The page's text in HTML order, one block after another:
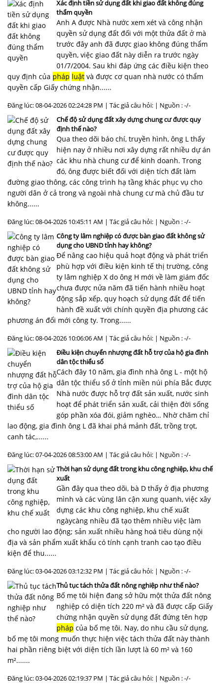
Xác định tiền sử dụng đất khi giao đất không đúng
thẩm quyền
Anh A được Nhà nước xem xét và công nhận
quyền sử dụng đất đối với một thửa đất ở mà
trước đây anh đã được giao không đúng thẩm
quyền, việc giao đất này diễn ra trước ngày
01/7/2004. Sau khi đáp ứng các điều kiện theo
quy định của pháp luật và được cơ quan nhà nước có thẩm
quyền cấp Giấy chứng nhận......
Đăng lúc: 08-04-2026 02:24:28 PM | Tác giả câu hỏi: | Nguồn : -/-
Chế độ sử dụng đất xây dựng chung cư được quy
định thế nào?
Qua theo dõi báo chí, truyền hình, ông L thấy
hiện nay ở nhiều nơi xây dựng rất nhiều dự án
các khu nhà chung cư để kinh doanh. Trong
đó, ông được biết đối với diện tích đất làm
đường giao thông, các công trình hạ tầng khác phục vụ cho
người dân ở cả trong và ngoài nhà chung cư mà chủ đầu tư
không......
Đăng lúc: 08-04-2026 10:45:11 AM | Tác giả câu hỏi: | Nguồn : -/-
Công ty lâm nghiệp có được bàn giao đất không sử
dụng cho UBND tỉnh hay không?
Để nâng cao hiệu quả hoạt động và phát triển
phù hợp với điều kiện kinh tế thị trường, công
ty lâm nghiệp X do ông H mới về làm giám đốc
chưa được nửa năm đã tiến hành nhiều hoạt
động sắp xếp, quy hoạch sử dụng đất để tiến
hành đề xuất với chính quyền địa phương các
phương án đổi mới công ty. Trong......
Đăng lúc: 08-04-2026 10:06:06 AM | Tác giả câu hỏi: | Nguồn : -/-
Điều kiện chuyển nhượng đất hỗ trợ của hộ gia đình
dân tộc thiểu số
Cách đây 10 năm, gia đình nhà ông L - một hộ
dân tộc thiểu số ở tỉnh miền núi phía Bắc được
Nhà nước được hỗ trợ đất sản xuất, nước sinh
hoạt để phát triển sản xuất, cải thiện đời sống
góp phần xóa đói, giảm nghèo… Nhờ chăm chỉ
lao động, gia đình ông L đã khai phá mảnh đất, trồng trọt,
canh tác,......
Đăng lúc: 07-04-2026 08:53:00 AM | Tác giả câu hỏi: | Nguồn : -/-
Thời hạn sử dụng đất trong khu công nghiệp, khu chế
xuất
Gần đây qua theo dõi, bà D thấy ở địa phương
mình và các vùng lân cận xung quanh, việc xây
dựng các khu công nghiệp, khu chế xuất
ngàycàng nhiều đã tạo thêm nhiều việc làm
cho người lao động; sản xuất nhiều hàng hoá tiêu dùng nội
địa và sản phẩm xuất khẩu có tính cạnh tranh cao tạo điều
kiện để thu......
Đăng lúc: 03-04-2026 03:12:32 PM | Tác giả câu hỏi: | Nguồn : -/-
Thủ tục tách thửa đất nông nghiệp như thế nào?
Bố mẹ tôi hiện đang sở hữu một thửa đất nông
nghiệp có diện tích 220 m² và đã được cấp Giấy
chứng nhận quyền sử dụng đất đứng tên hợp
pháp của bố mẹ tôi. Nay, do nhu cầu sử dụng,
bố mẹ tôi mong muốn thực hiện việc tách thửa đất này thành
hai phần riêng biệt với diện tích lần lượt là 60 m² và 160
m².......
Đăng lúc: 03-04-2026 02:19:37 PM | Tác giả câu hỏi: | Nguồn : -/-